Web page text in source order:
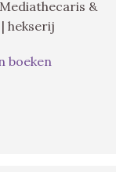
&
hekserij
boeken